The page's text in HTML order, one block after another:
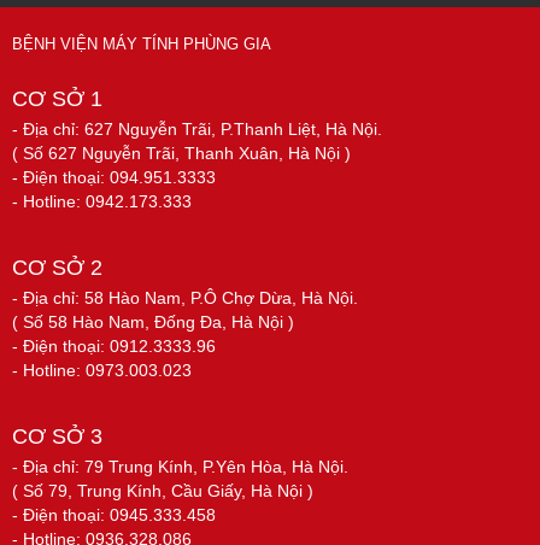
BỆNH VIỆN MÁY TÍNH PHÙNG GIA
CƠ SỞ 1
- Địa chỉ: 627 Nguyễn Trãi, P.Thanh Liệt, Hà Nội.
( Số 627 Nguyễn Trãi, Thanh Xuân, Hà Nội )
- Điện thoại: 094.951.3333
- Hotline: 0942.173.333
CƠ SỞ 2
- Địa chỉ: 58 Hào Nam, P.Ô Chợ Dừa, Hà Nội.
( Số 58 Hào Nam, Đống Đa, Hà Nội )
- Điện thoại: 0912.3333.96
- Hotline: 0973.003.023
CƠ SỞ 3
- Địa chỉ: 79 Trung Kính, P.Yên Hòa, Hà Nội.
( Số 79, Trung Kính, Cầu Giấy, Hà Nội )
- Điện thoại: 0945.333.458
- Hotline: 0936.328.086